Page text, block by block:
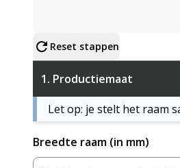
Configureer
Reset stappen
1. Productiemaat
Let op: je stelt het raam
Breedte raam (in mm)